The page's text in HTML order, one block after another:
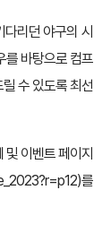
리던 야구의 시
를 바탕으로 컴프
수 있도록 최선
이벤트 페이지
를